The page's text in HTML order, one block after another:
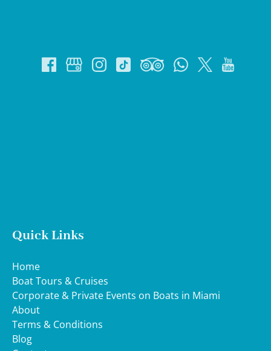
Quick Links
Home
Boat Tours & Cruises
Corporate & Private Events on Boats in Miami
About
Terms & Conditions
Blog